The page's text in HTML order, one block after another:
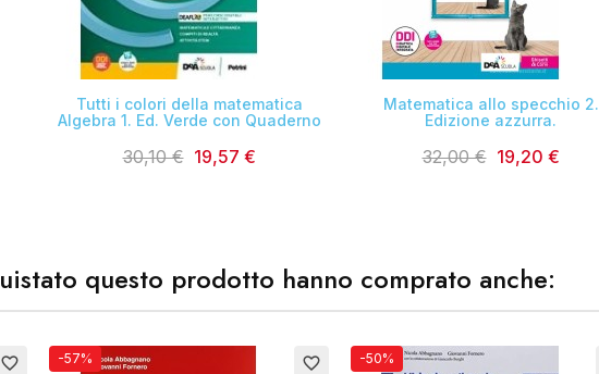

Tutti i colori della matematica
Algebra 1. Ed. Verde con Quaderno
30,10 € 19,57 €

Matematica allo specchio 2.
Edizione azzurra.
32,00 € 19,20 €
questo prodotto hanno comprato anche:
favorite_border favorite_border
-57% -50%